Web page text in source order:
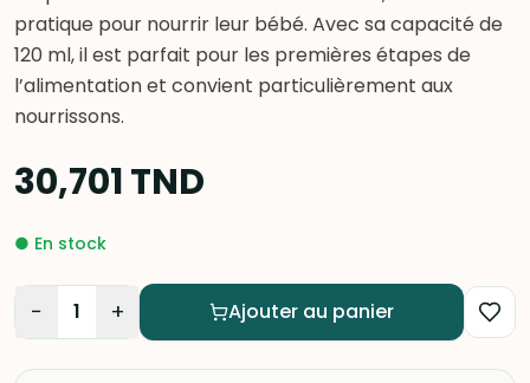
pratique pour nourrir leur bébé. Avec sa capacité de
120 ml, il est parfait pour les premières étapes de
l’alimentation et convient particulièrement aux
nourrissons.
30,701TND
● En stock
− 1 + Ajouter au panier